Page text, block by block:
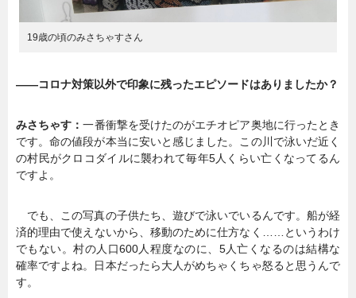
19歳の頃のみさちゃすさん
――コロナ対策以外で印象に残ったエピソードはありましたか？
みさちゃす：一番衝撃を受けたのがエチオピア奥地に行ったとき
です。命の値段が本当に安いと感じました。この川で泳いだ近く
の村民がクロコダイルに襲われて毎年5人くらい亡くなってるん
ですよ。
でも、この写真の子供たち、遊びで泳いでいるんです。船が経
済的理由で使えないから、移動のために仕方なく……というわけ
でもない。村の人口600人程度なのに、5人亡くなるのは結構な
確率ですよね。日本だったら大人がめちゃくちゃ怒ると思うんで
す。